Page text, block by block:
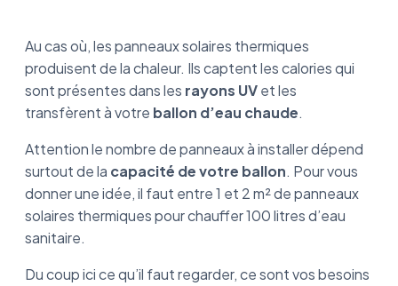
Au cas où, les panneaux solaires thermiques
produisent de la chaleur. Ils captent les calories qui
sont présentes dans les rayons UVet les
transfèrent à votre ballon d’eau chaude.
Attention le nombre de panneaux à installer dépend
surtout de la capacité de votre ballon. Pour vous
donner une idée, il faut entre 1 et 2 m² de panneaux
solaires thermiques pour chauffer 100 litres d’eau
sanitaire.
Du coup ici ce qu’il faut regarder, ce sont vos besoins